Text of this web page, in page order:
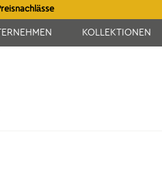
KOLLEKTIONEN